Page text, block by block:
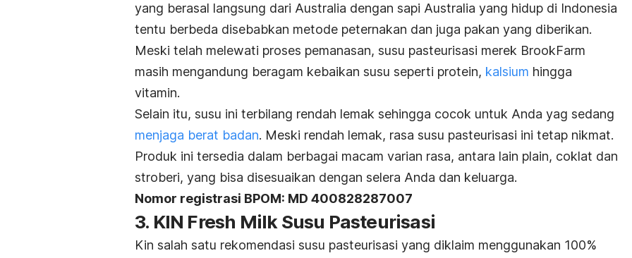
yang berasal langsung dari Australia dengan sapi Australia yang hidup di Indonesia
tentu berbeda disebabkan metode peternakan dan juga pakan yang diberikan.
Meski telah melewati proses pemanasan, susu pasteurisasi merek BrookFarm
masih mengandung beragam kebaikan susu seperti protein, kalsium hingga
vitamin.
Selain itu, susu ini terbilang rendah lemak sehingga cocok untuk Anda yag sedang
menjaga berat badan. Meski rendah lemak, rasa susu pasteurisasi ini tetap nikmat.
Produk ini tersedia dalam berbagai macam varian rasa, antara lain plain, coklat dan
stroberi, yang bisa disesuaikan dengan selera Anda dan keluarga.
Nomor registrasi BPOM: MD 400828287007
3. KIN Fresh Milk Susu Pasteurisasi
Kin salah satu rekomendasi susu pasteurisasi yang diklaim menggunakan 100%